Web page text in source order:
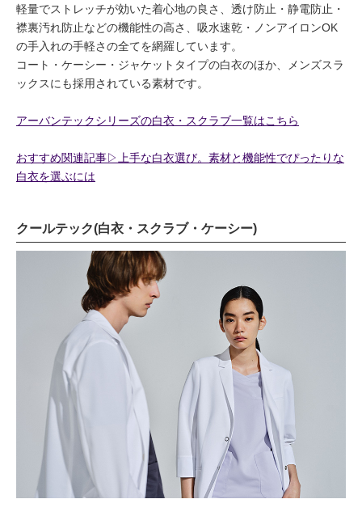
軽量でストレッチが効いた着心地の良さ、透け防止・静電防止・
襟裏汚れ防止などの機能性の高さ、吸水速乾・ノンアイロンOK
の手入れの手軽さの全てを網羅しています。
コート・ケーシー・ジャケットタイプの白衣のほか、メンズスラ
ックスにも採用されている素材です。
アーバンテックシリーズの白衣・スクラブ一覧はこちら
おすすめ関連記事▷上手な白衣選び。素材と機能性でぴったりな
白衣を選ぶには
クールテック(白衣・スクラブ・ケーシー)